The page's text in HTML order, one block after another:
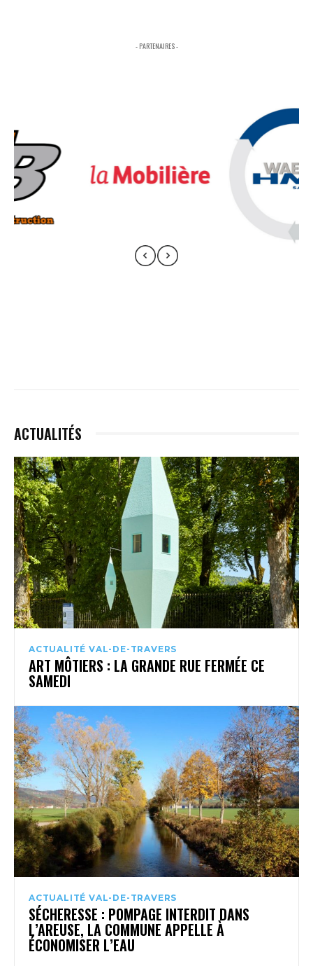
- PARTENAIRES -
ACTUALITÉS
ACTUALITÉ VAL-DE-TRAVERS
ART MÔTIERS : LA GRANDE RUE FERMÉE CE
SAMEDI
ACTUALITÉ VAL-DE-TRAVERS
SÉCHERESSE : POMPAGE INTERDIT DANS
L’AREUSE, LA COMMUNE APPELLE À
ÉCONOMISER L’EAU